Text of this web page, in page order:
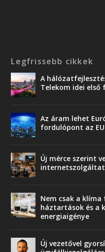
Legfrissebb cikkek
A
Telekom idei első
Az áram lehet
fordulópont az
Új mérce szerint
Nem csak a
háztartások és a
energiaigénye
Új vezetővel